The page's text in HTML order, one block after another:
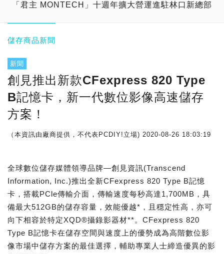
「君主 MONTECH」十週年擴大營運進駐林口新總部
儲存商品新聞
新聞
創見推出新款CFexpress 820 Type
B記憶卡，新一代數位影像高速儲存
方案！
（本資訊由廠商提供，不代表PCDIY!立場) 2020-08-26 18:03:19
全球數位儲存媒體領導品牌—創見資訊(Transcend
Information, Inc.)推出全新CFexpress 820 Type B記憶
卡，搭載PCle傳輸介面，傳輸速度每秒高達1,700MB，具
備最大512GB的儲存容量，效能優越*，且穩定性高，亦可
向下相容於特定XQD®攝錄影器材**。CFexpress 820
Type B記憶卡在儲存空間與速度上的優勢成為高階數位影
像市場中儲存方案的最佳選擇，輔助專業人士締造優異的影